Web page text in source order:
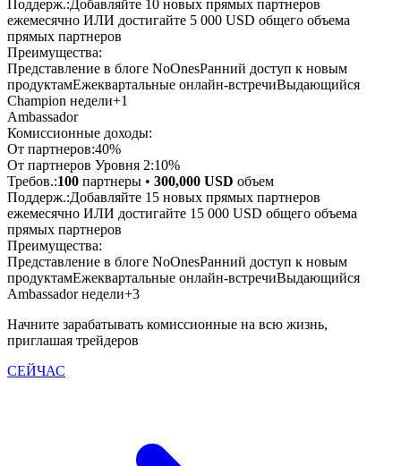
Поддерж.:Добавляйте 10 новых прямых партнеров
ежемесячно ИЛИ достигайте 5 000 USD общего объема
прямых партнеров
Преимущества:
Представление в блоге NoOnesРанний доступ к новым
продуктамЕжеквартальные онлайн-встречиВыдающийся
Champion недели+1
Ambassador
Комиссионные доходы:
От партнеров:40%
От партнеров Уровня 2:10%
Требов.:100 партнеры • 300,000 USD объем
Поддерж.:Добавляйте 15 новых прямых партнеров
ежемесячно ИЛИ достигайте 15 000 USD общего объема
прямых партнеров
Преимущества:
Представление в блоге NoOnesРанний доступ к новым
продуктамЕжеквартальные онлайн-встречиВыдающийся
Ambassador недели+3
Начните зарабатывать комиссионные на всю жизнь,
приглашая трейдеров
СЕЙЧАС